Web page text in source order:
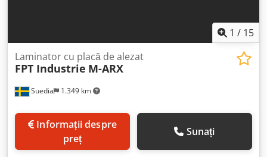
1 / 15
Suedia 1.349 km
Laminator cu placă de alezat
FPT Industrie M-ARX
preț
Sunați